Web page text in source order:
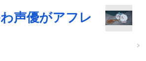
声優がアフレ